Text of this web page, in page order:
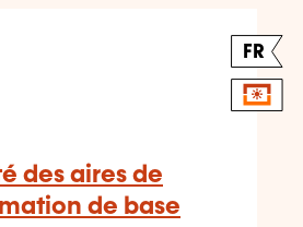
FR
des aires de
de base